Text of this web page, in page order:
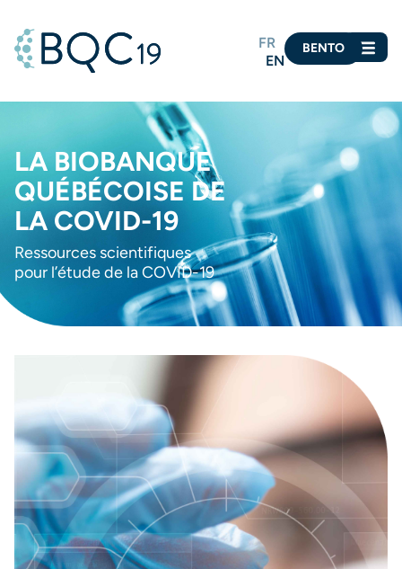
FR
EN
BENTO
LA BIOBANQUE
QUÉBÉCOISE DE
LA COVID-19
Ressources scientifiques
pour l’étude de la COVID-19